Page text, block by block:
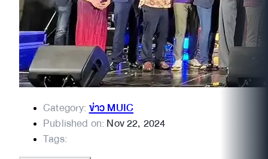
Category:ข่าว MUIC
Published on:Nov 22, 2024
Tags: